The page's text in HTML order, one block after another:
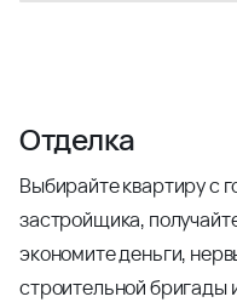
Отделка
Выбирайте квартиру с
застройщика,
экономите деньги,
строительной бригады